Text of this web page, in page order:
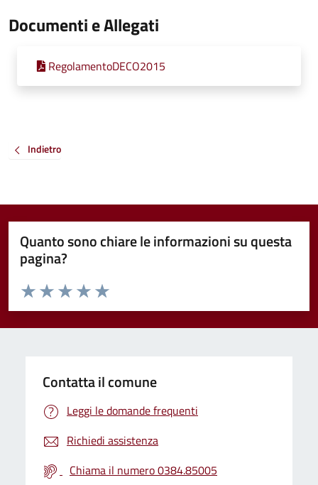
Documenti e Allegati
RegolamentoDECO2015
Indietro
Quanto sono chiare le informazioni su questa
pagina?
Valuta da 1 a 5 stelle la pagina
Valuta 5 stelle su 5
Valuta 4 stelle su 5
Valuta 3 stelle su 5
Valuta 2 stelle su 5
Valuta 1 stelle su 5
Contatta il comune
Leggi le domande frequenti
Richiedi assistenza
Chiama il numero 0384.85005